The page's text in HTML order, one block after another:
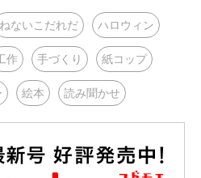
ねないこだれだ ハロウィン
作 手づくり 紙コップ
絵本 読み聞かせ